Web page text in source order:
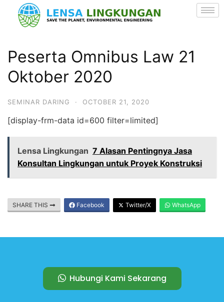
Peserta Omnibus Law 21
Oktober 2020
SEMINAR DARING · OCTOBER 21, 2020
[display-frm-data id=600 filter=limited]
Lensa Lingkungan 7 Alasan Pentingnya Jasa
Konsultan Lingkungan untuk Proyek Konstruksi
SHARE THIS Facebook Twitter/X WhatsApp
Hubungi Kami Sekarang